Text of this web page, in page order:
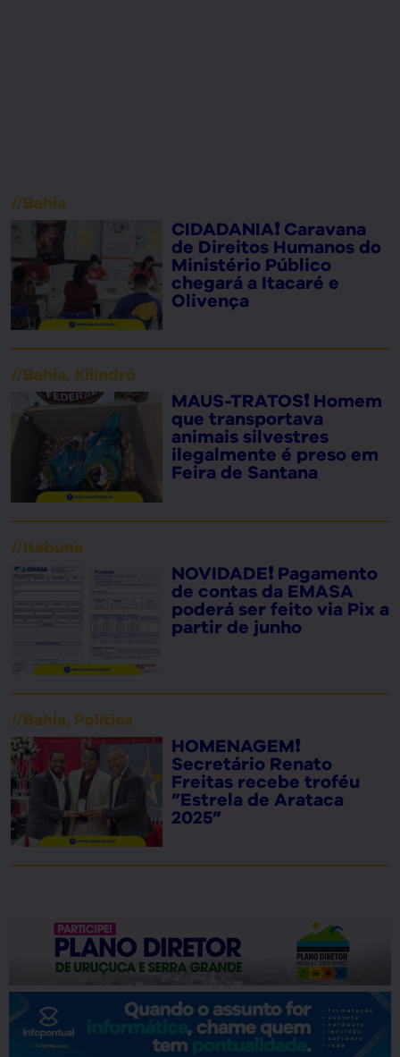
//Bahia
CIDADANIA❗ Caravana
de Direitos Humanos do
Ministério Público
chegará a Itacaré e
Olivença
//Bahia, Xilindró
MAUS-TRATOS❗ Homem
que transportava
animais silvestres
ilegalmente é preso em
Feira de Santana
//Itabuna
NOVIDADE❗ Pagamento
de contas da EMASA
poderá ser feito via Pix a
partir de junho
//Bahia, Política
HOMENAGEM❗
Secretário Renato
Freitas recebe troféu
”Estrela de Arataca
2025”